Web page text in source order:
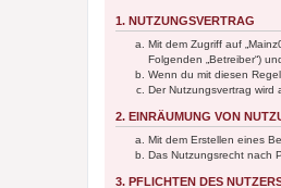
1. NUTZUNGSVERTRAG
Mit dem Zugriff auf
Folgenden „Betreiber“)
Wenn du mit diesen
Der Nutzungsvertrag wird
2. EINRÄUMUNG VON
Mit dem Erstellen eines
Das Nutzungsrecht nach
3. PFLICHTEN DES